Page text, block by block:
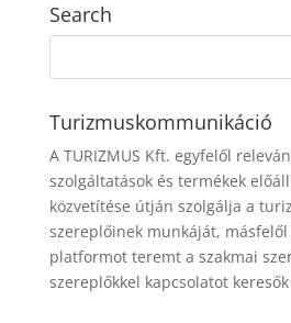
Search
Turizmuskommunikáció
A TURIZMUS Kft. egyfelől
szolgáltatások és termékek
közvetítése útján szolgálja a
szereplőinek munkáját,
platformot teremt a szakmai
szereplőkkel kapcsolatot